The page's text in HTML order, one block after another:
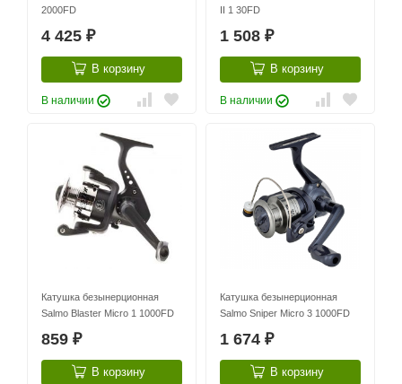
2000FD
4 425 ₽
В корзину
В наличии
II 1 30FD
1 508 ₽
В корзину
В наличии
Катушка безынерционная
Salmo Blaster Micro 1 1000FD
859 ₽
В корзину
Катушка безынерционная
Salmo Sniper Micro 3 1000FD
1 674 ₽
В корзину